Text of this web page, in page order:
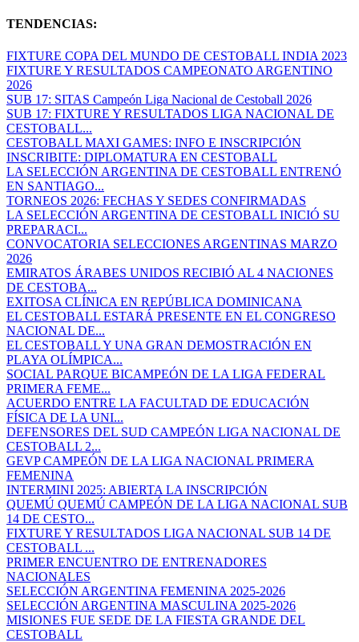
TENDENCIAS:
FIXTURE COPA DEL MUNDO DE CESTOBALL INDIA 2023
FIXTURE Y RESULTADOS CAMPEONATO ARGENTINO
2026
SUB 17: SITAS Campeón Liga Nacional de Cestoball 2026
SUB 17: FIXTURE Y RESULTADOS LIGA NACIONAL DE
CESTOBALL...
CESTOBALL MAXI GAMES: INFO E INSCRIPCIÓN
INSCRIBITE: DIPLOMATURA EN CESTOBALL
LA SELECCIÓN ARGENTINA DE CESTOBALL ENTRENÓ
EN SANTIAGO...
TORNEOS 2026: FECHAS Y SEDES CONFIRMADAS
LA SELECCIÓN ARGENTINA DE CESTOBALL INICIÓ SU
PREPARACI...
CONVOCATORIA SELECCIONES ARGENTINAS MARZO
2026
EMIRATOS ÁRABES UNIDOS RECIBIÓ AL 4 NACIONES
DE CESTOBA...
EXITOSA CLÍNICA EN REPÚBLICA DOMINICANA
EL CESTOBALL ESTARÁ PRESENTE EN EL CONGRESO
NACIONAL DE...
EL CESTOBALL Y UNA GRAN DEMOSTRACIÓN EN
PLAYA OLÍMPICA...
SOCIAL PARQUE BICAMPEÓN DE LA LIGA FEDERAL
PRIMERA FEME...
ACUERDO ENTRE LA FACULTAD DE EDUCACIÓN
FÍSICA DE LA UNI...
DEFENSORES DEL SUD CAMPEÓN LIGA NACIONAL DE
CESTOBALL 2...
GEVP CAMPEÓN DE LA LIGA NACIONAL PRIMERA
FEMENINA
INTERMINI 2025: ABIERTA LA INSCRIPCIÓN
QUEMÚ QUEMÚ CAMPEÓN DE LA LIGA NACIONAL SUB
14 DE CESTO...
FIXTURE Y RESULTADOS LIGA NACIONAL SUB 14 DE
CESTOBALL ...
PRIMER ENCUENTRO DE ENTRENADORES
NACIONALES
SELECCIÓN ARGENTINA FEMENINA 2025-2026
SELECCIÓN ARGENTINA MASCULINA 2025-2026
MISIONES FUE SEDE DE LA FIESTA GRANDE DEL
CESTOBALL